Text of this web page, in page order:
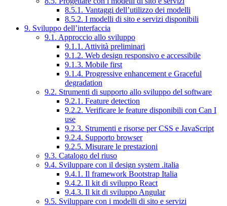
8.5.1. Vantaggi dell’utilizzo dei modelli
8.5.2. I modelli di sito e servizi disponibili
9. Sviluppo dell’interfaccia
9.1. Approccio allo sviluppo
9.1.1. Attività preliminari
9.1.2. Web design responsivo e accessibile
9.1.3. Mobile first
9.1.4. Progressive enhancement e Graceful
degradation
9.2. Strumenti di supporto allo sviluppo del software
9.2.1. Feature detection
9.2.2. Verificare le feature disponibili con Can I
use
9.2.3. Strumenti e risorse per CSS e JavaScript
9.2.4. Supporto browser
9.2.5. Misurare le prestazioni
9.3. Catalogo del riuso
9.4. Sviluppare con il design system .italia
9.4.1. Il framework Bootstrap Italia
9.4.2. Il kit di sviluppo React
9.4.3. Il kit di sviluppo Angular
9.5. Sviluppare con i modelli di sito e servizi